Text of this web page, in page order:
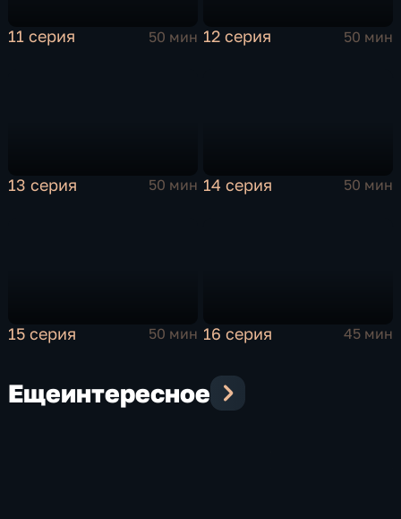
11 серия 50 мин 12 серия 50 мин
13 серия 50 мин 14 серия 50 мин
15 серия 50 мин 16 серия 45 мин
Ещеинтересное